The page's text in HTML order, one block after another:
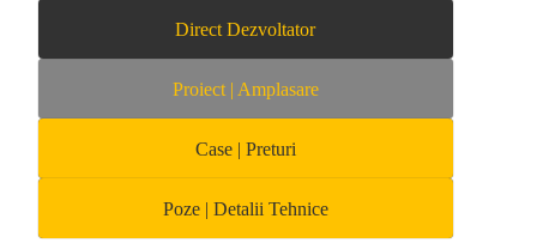
Direct Dezvoltator
Proiect | Amplasare
Case | Preturi
Poze | Detalii Tehnice